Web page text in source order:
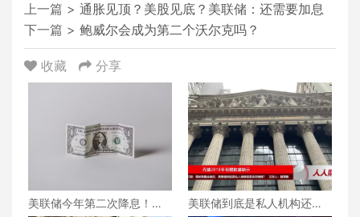
上一篇 > 通胀见顶？美股见底？美联储：还需要加息
下一篇 > 鲍威尔会成为第二个沃尔克吗？
收藏 分享
美联储今年第二次降息！政
美联储到底是私人机构还是